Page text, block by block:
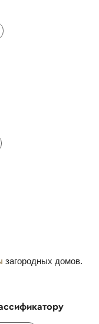
загородных домов.